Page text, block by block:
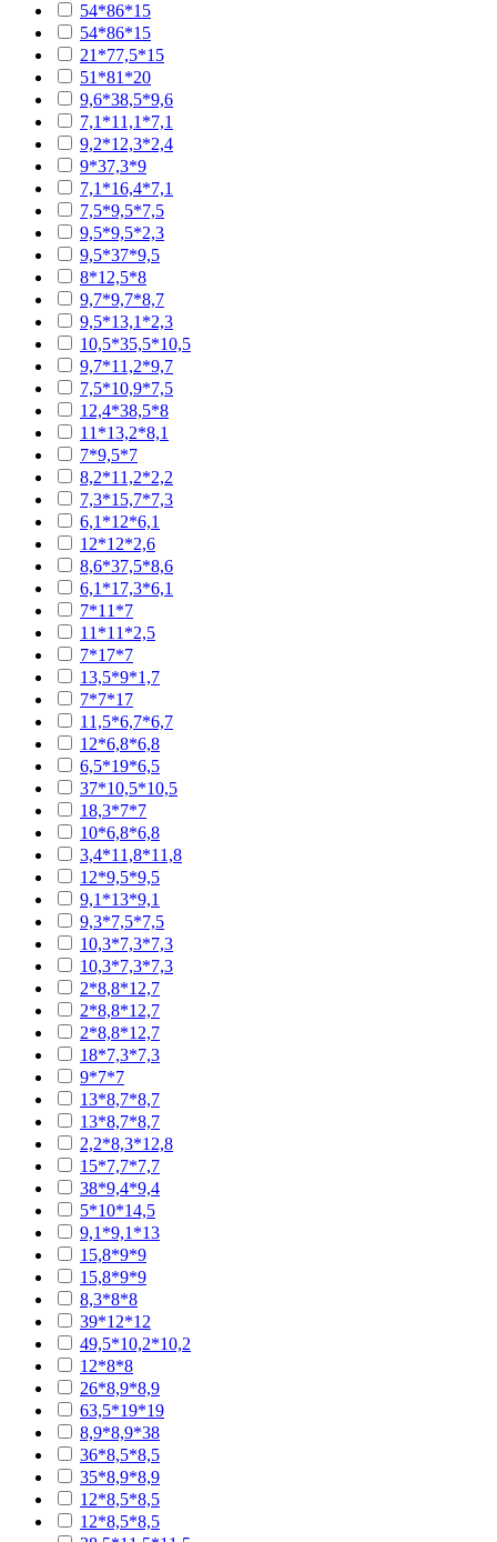
54*86*15
54*86*15
21*77,5*15
51*81*20
9,6*38,5*9,6
7,1*11,1*7,1
9,2*12,3*2,4
9*37,3*9
7,1*16,4*7,1
7,5*9,5*7,5
9,5*9,5*2,3
9,5*37*9,5
8*12,5*8
9,7*9,7*8,7
9,5*13,1*2,3
10,5*35,5*10,5
9,7*11,2*9,7
7,5*10,9*7,5
12,4*38,5*8
11*13,2*8,1
7*9,5*7
8,2*11,2*2,2
7,3*15,7*7,3
6,1*12*6,1
12*12*2,6
8,6*37,5*8,6
6,1*17,3*6,1
7*11*7
11*11*2,5
7*17*7
13,5*9*1,7
7*7*17
11,5*6,7*6,7
12*6,8*6,8
6,5*19*6,5
37*10,5*10,5
18,3*7*7
10*6,8*6,8
3,4*11,8*11,8
12*9,5*9,5
9,1*13*9,1
9,3*7,5*7,5
10,3*7,3*7,3
10,3*7,3*7,3
2*8,8*12,7
2*8,8*12,7
2*8,8*12,7
18*7,3*7,3
9*7*7
13*8,7*8,7
13*8,7*8,7
2,2*8,3*12,8
15*7,7*7,7
38*9,4*9,4
5*10*14,5
9,1*9,1*13
15,8*9*9
15,8*9*9
8,3*8*8
39*12*12
49,5*10,2*10,2
12*8*8
26*8,9*8,9
63,5*19*19
8,9*8,9*38
36*8,5*8,5
35*8,9*8,9
12*8,5*8,5
12*8,5*8,5